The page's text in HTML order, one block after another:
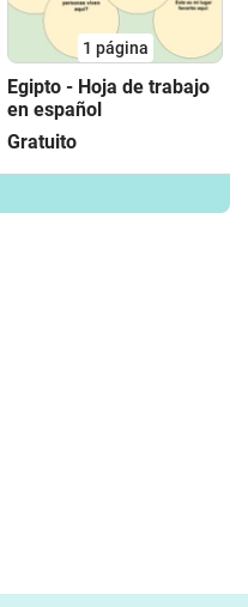
1 página
Egipto - Hoja de trabajo
en español
Gratuito